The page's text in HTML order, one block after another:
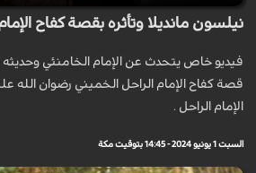
نيلسون مانديلا وتأثره بقصة كفاح
فيديو خاص يتحدث عن الإمام الخامنئي
قصة كفاح الإمام الراحل الخميني رضوان الله
الإمام الراحل .
السبت 1 يونيو 2024 - 14:45 بتوقيت مكة